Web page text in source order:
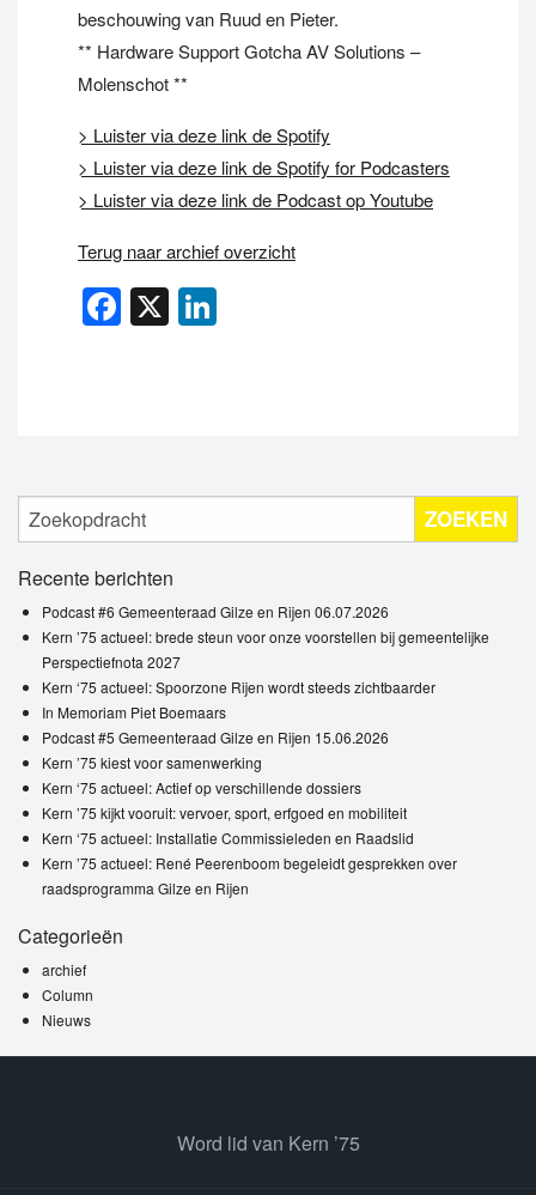
beschouwing van Ruud en Pieter.
** Hardware Support Gotcha AV Solutions –
Molenschot **
> Luister via deze link de Spotify
> Luister via deze link de Spotify for Podcasters
> Luister via deze link de Podcast op Youtube
Terug naar archief overzicht
Facebook
X
ZOEKEN
Recente berichten
Podcast #6 Gemeenteraad Gilze en Rijen 06.07.2026
Kern ’75 actueel: brede steun voor onze voorstellen bij gemeentelijke
Perspectiefnota 2027
Kern ‘75 actueel: Spoorzone Rijen wordt steeds zichtbaarder
In Memoriam Piet Boemaars
Podcast #5 Gemeenteraad Gilze en Rijen 15.06.2026
Kern ’75 kiest voor samenwerking
Kern ‘75 actueel: Actief op verschillende dossiers
Kern ’75 kijkt vooruit: vervoer, sport, erfgoed en mobiliteit
Kern ‘75 actueel: Installatie Commissieleden en Raadslid
Kern ’75 actueel: René Peerenboom begeleidt gesprekken over
raadsprogramma Gilze en Rijen
Categorieën
archief
Column
Nieuws
Word lid van Kern ’75